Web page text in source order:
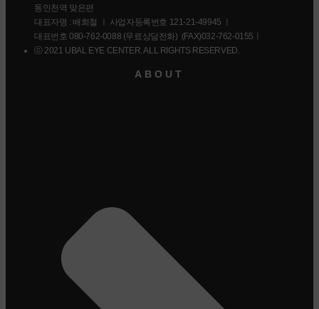
동인천역 맞은편
대표자명 : 배희철 ㅣ 사업자등록번호 121-21-49945 ㅣ
대표번호 080-762-0088 (무료상담전화) (FAX)032-762-0155ㅣ
ⓒ 2021 UBAL EYE CENTER. ALL RIGHTS RESERVED.
ABOUT